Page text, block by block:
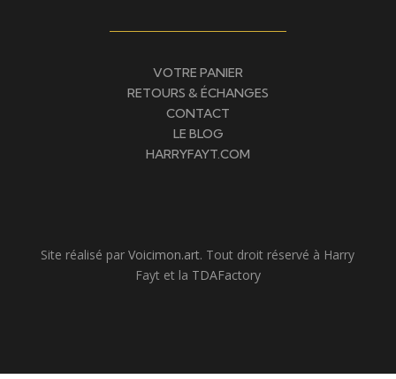
VOTRE PANIER
RETOURS & ÉCHANGES
CONTACT
LE BLOG
HARRYFAYT.COM
Site réalisé parVoicimon.art. Tout droit réservé à Harry
Fayt et la TDAFactory